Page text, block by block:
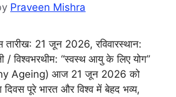
Praveen Mishra
तारीख: 21 जून 2026, रविवारस्थान:
/ विश्वभरथीम: “स्वस्थ आयु के लिए योग”
Ageing) आज 21 जून 2026 को
दिवस पूरे भारत और विश्व में बेहद भव्य,